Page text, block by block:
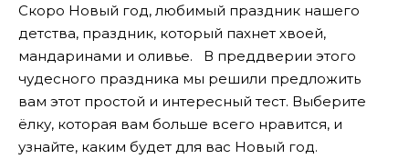
Скоро Новый год, любимый праздник нашего
детства, праздник, который пахнет хвоей,
мандаринами и оливье. В преддверии этого
чудесного праздника мы решили предложить
вам этот простой и интересный тест. Выберите
ёлку, которая вам больше всего нравится, и
узнайте, каким будет для вас Новый год.